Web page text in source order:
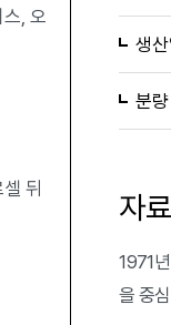
, 오
뒤
생
분량
자
1971
을 중